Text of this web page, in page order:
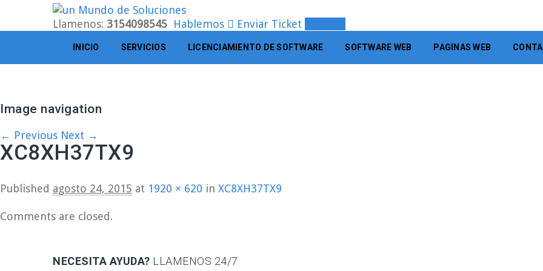
Llamenos: 3154098545 Hablemos Enviar Ticket
INICIO SERVICIOS LICENCIAMIENTO DE SOFTWARE SOFTWARE WEB PAGINAS WEB
Image navigation
← Previous Next →
XC8XH37TX9
Published agosto 24, 2015 at 1920 × 620 in XC8XH37TX9
Comments are closed.
NECESITA AYUDA? LLAMENOS 24/7